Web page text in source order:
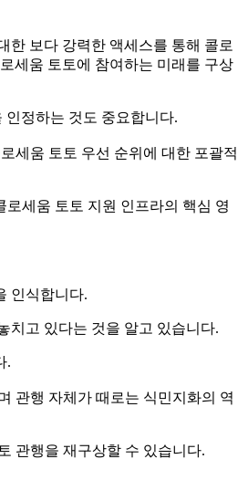
한 보다 강력한 액세스를 통해 콜로
세움 토토에 참여하는 미래를 구상
정하는 것도 중요합니다.
세움 토토 우선 순위에 대한 포괄적
세움 토토 지원 인프라의 핵심 영
인식합니다.
치고 있다는 것을 알고 있습니다.
.
관행 자체가 때로는 식민지화의 역
관행을 재구상할 수 있습니다.